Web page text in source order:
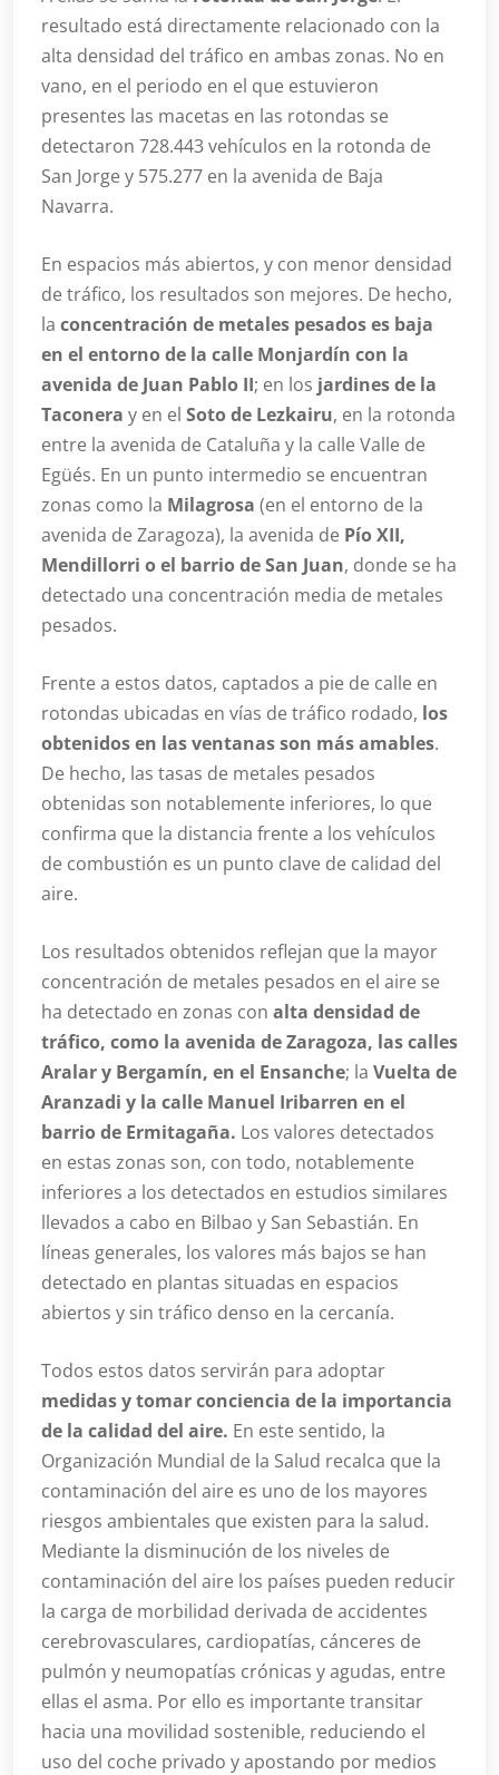
resultado está directamente relacionado con la
alta densidad del tráfico en ambas zonas. No en
vano, en el periodo en el que estuvieron
presentes las macetas en las rotondas se
detectaron 728.443 vehículos en la rotonda de
San Jorge y 575.277 en la avenida de Baja
Navarra.
En espacios más abiertos, y con menor densidad
de tráfico, los resultados son mejores. De hecho,
la concentración de metales pesados es baja
en el entorno de la calle Monjardín con la
avenida de Juan Pablo II; en los jardines de la
Taconera y en el Soto de Lezkairu, en la rotonda
entre la avenida de Cataluña y la calle Valle de
Egüés. En un punto intermedio se encuentran
zonas como la Milagrosa (en el entorno de la
avenida de Zaragoza), la avenida de Pío XII,
Mendillorri o el barrio de San Juan, donde se ha
detectado una concentración media de metales
pesados.
Frente a estos datos, captados a pie de calle en
rotondas ubicadas en vías de tráfico rodado, los
obtenidos en las ventanas son más amables.
De hecho, las tasas de metales pesados
obtenidas son notablemente inferiores, lo que
confirma que la distancia frente a los vehículos
de combustión es un punto clave de calidad del
aire.
Los resultados obtenidos reflejan que la mayor
concentración de metales pesados en el aire se
ha detectado en zonas con alta densidad de
tráfico, como la avenida de Zaragoza, las calles
Aralar y Bergamín, en el Ensanche; la Vuelta de
Aranzadi y la calle Manuel Iribarren en el
barrio de Ermitagaña. Los valores detectados
en estas zonas son, con todo, notablemente
inferiores a los detectados en estudios similares
llevados a cabo en Bilbao y San Sebastián. En
líneas generales, los valores más bajos se han
detectado en plantas situadas en espacios
abiertos y sin tráfico denso en la cercanía.
Todos estos datos servirán para adoptar
medidas y tomar conciencia de la importancia
de la calidad del aire. En este sentido, la
Organización Mundial de la Salud recalca que la
contaminación del aire es uno de los mayores
riesgos ambientales que existen para la salud.
Mediante la disminución de los niveles de
contaminación del aire los países pueden reducir
la carga de morbilidad derivada de accidentes
cerebrovasculares, cardiopatías, cánceres de
pulmón y neumopatías crónicas y agudas, entre
ellas el asma. Por ello es importante transitar
hacia una movilidad sostenible, reduciendo el
uso del coche privado y apostando por medios